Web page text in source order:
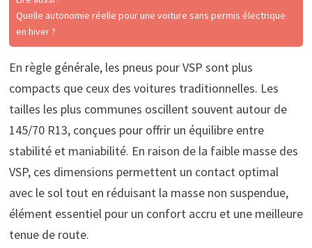
Quelle autonomie réelle pour une voiture sans permis électrique
en hiver ?
En règle générale, les pneus pour VSP sont plus
compacts que ceux des voitures traditionnelles. Les
tailles les plus communes oscillent souvent autour de
145/70 R13, conçues pour offrir un équilibre entre
stabilité et maniabilité. En raison de la faible masse des
VSP, ces dimensions permettent un contact optimal
avec le sol tout en réduisant la masse non suspendue,
élément essentiel pour un confort accru et une meilleure
tenue de route.